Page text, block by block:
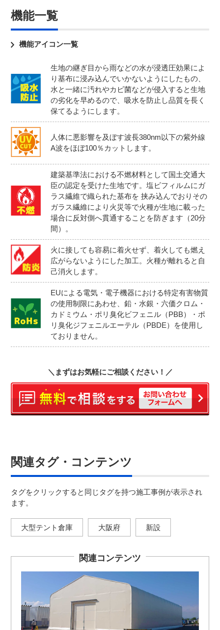
機能一覧
機能アイコン一覧
生地の継ぎ目から雨などの水が浸透圧効果によ
り基布に浸み込んでいかないようにしたもの、
水と一緒に汚れやカビ菌などが侵入すると生地
の劣化を早めるので、吸水を防止し品質を長く
保てるようにします。
人体に悪影響を及ぼす波長380nm以下の紫外線
A波をほぼ100％カットします。
建築基準法における不燃材料として国土交通大
臣の認定を受けた生地です。塩ビフィルムにガ
ラス繊維で織られた基布を 挟み込んでおりその
ガラス繊維により火災等で火種が生地に載った
場合に反対側へ貫通することを防ぎます（20分
間）。
火に接しても容易に着火せず、着火しても燃え
広がらないようにした加工。火種が離れると自
己消火します。
EUによる電気・電子機器における特定有害物質
の使用制限にあわせ、鉛・水銀・六価クロム・
カドミウム・ポリ臭化ビフェニル（PBB）・ポ
リ臭化ジフェニルエーテル（PBDE）を使用し
ておりません。
＼まずはお気軽にご相談ください！／
関連タグ・コンテンツ
タグをクリックすると同じタグを持つ施工事例が表示され
ます。
大型テント倉庫 大阪府 新設
関連コンテンツ